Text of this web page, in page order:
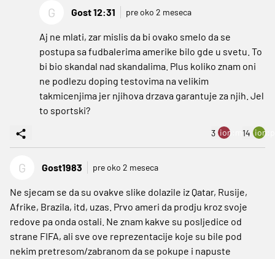
G Gost 12:31 pre oko 2 meseca
Aj ne mlati, zar mislis da bi ovako smelo da se
postupa sa fudbalerima amerike bilo gde u svetu. To
bi bio skandal nad skandalima. Plus koliko znam oni
ne podlezu doping testovima na velikim
takmicenjima jer njihova drzava garantuje za njih. Jel
to sportski?
3 ion:minus
14
G Gost1983 pre oko 2 meseca
Ne sjecam se da su ovakve slike dolazile iz Qatar, Rusije,
Afrike, Brazila, itd, uzas. Prvo ameri da prodju kroz svoje
redove pa onda ostali. Ne znam kakve su posljedice od
strane FIFA, ali sve ove reprezentacije koje su bile pod
nekim pretresom/zabranom da se pokupe i napuste